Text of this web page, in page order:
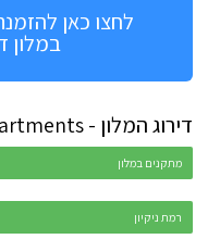
לחצו כאן
במלון
דירוג המלון - Karlova 25 Apartments
מתקנים במלון
רמת ניקיון